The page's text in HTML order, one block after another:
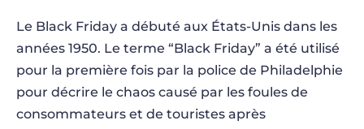
Le Black Friday a débuté aux États-Unis dans les
années 1950. Le terme “Black Friday” a été utilisé
pour la première fois par la police de Philadelphie
pour décrire le chaos causé par les foules de
consommateurs et de touristes après